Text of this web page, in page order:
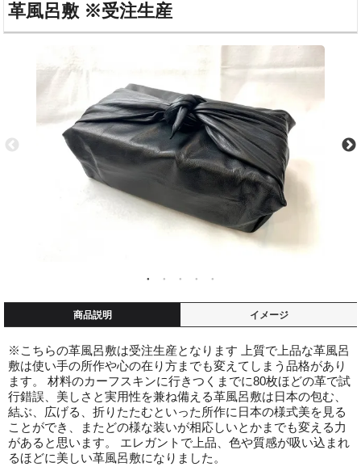
革風呂敷 ※受注生産
商品説明 イメージ
※こちらの革風呂敷は受注生産となります 上質で上品な革風呂
敷は使い手の所作や心の在り方までも変えてしまう品格があり
ます。 材料のカーフスキンに行きつくまでに80枚ほどの革で試
行錯誤、美しさと実用性を兼ね備える革風呂敷は日本の包む、
結ぶ、広げる、折りたたむといった所作に日本の様式美を見る
ことができ、またどの様な装いが相応しいとかまでも変える力
があると思います。 エレガントで上品、色や質感が吸い込まれ
るほどに美しい革風呂敷になりました。